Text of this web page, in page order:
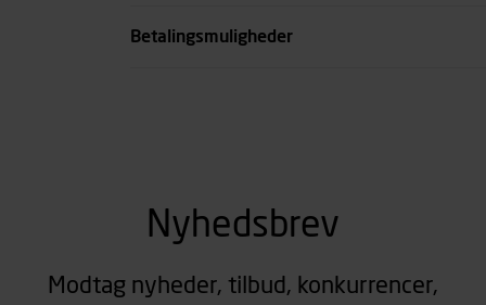
Betalingsmuligheder
Nyhedsbrev
Modtag nyheder, tilbud, konkurrencer,